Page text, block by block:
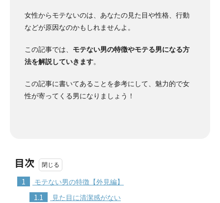
女性からモテないのは、あなたの見た目や性格、行動
などが原因なのかもしれませんよ。
この記事では、 モテない男の特徴やモテる男になる方
法を解説していきます。
この記事に書いてあることを参考にして、魅力的で女
性が寄ってくる男になりましょう！
目次
1 モテない男の特徴【外見編】
1.1 見た目に清潔感がない